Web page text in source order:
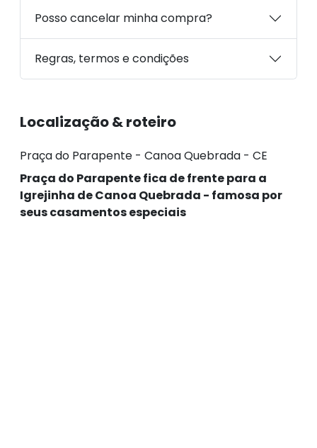
Posso cancelar minha compra?
Regras, termos e condições
Localização & roteiro
Praça do Parapente - Canoa Quebrada - CE
Praça do Parapente fica de frente para a
Igrejinha de Canoa Quebrada - famosa por
seus casamentos especiais